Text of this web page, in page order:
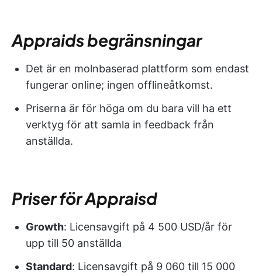
Appraids begränsningar
Det är en molnbaserad plattform som endast
fungerar online; ingen offlineåtkomst.
Priserna är för höga om du bara vill ha ett
verktyg för att samla in feedback från
anställda.
Priser för Appraisd
Growth: Licensavgift på 4 500 USD/år för
upp till 50 anställda
Standard: Licensavgift på 9 060 till 15 000